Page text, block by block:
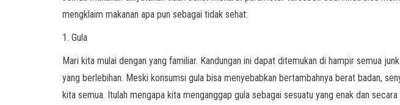
mengklaim makanan apa pun sebagai tidak sehat:
1. Gula
Mari kita mulai dengan yang familiar. Kandungan ini dapat ditemukan di hampir semua
yang berlebihan. Meski konsumsi gula bisa menyebabkan bertambahnya berat badan,
kita semua. Itulah mengapa kita menganggap gula sebagai sesuatu yang enak dan